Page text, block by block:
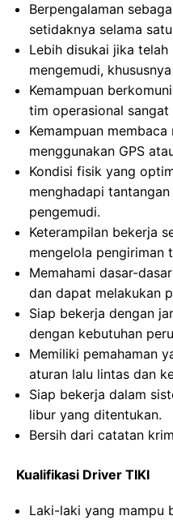
Berpengalaman
setidaknya selama
Lebih disukai jika
mengemudi,
Kemampuan
tim operasional sangat
Kemampuan
menggunakan GPS
Kondisi fisik yang
menghadapi
pengemudi.
Keterampilan bekerja
mengelola pengiriman
Memahami dasar-
dan dapat melakukan
Siap bekerja dengan
dengan kebutuhan
Memiliki pemahaman
aturan lalu lintas dan
Siap bekerja dalam
libur yang ditentukan.
Bersih dari catatan
Kualifikasi Driver TIKI
Laki-laki yang mampu